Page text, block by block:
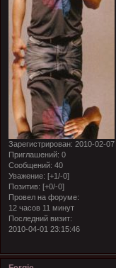
Зарегистрирован: 2010-02-07
Приглашений: 0
Сообщений: 40
Уважение: [+1/-0]
Позитив: [+0/-0]
Провел на форуме:
12 часов 11 минут
Последний визит:
2010-04-01 23:15:46